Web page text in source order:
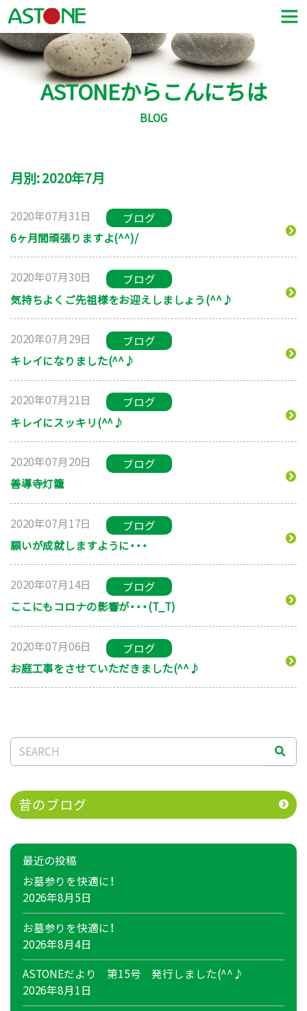
ASTONEからこんにちは
BLOG
月別: 2020年7月
2020年07月31日
ブログ
6ヶ月間頑張りますよ(^^)/
2020年07月30日
ブログ
気持ちよくご先祖様をお迎えしましょう(^^♪
2020年07月29日
ブログ
キレイになりました(^^♪
2020年07月21日
ブログ
キレイにスッキリ(^^♪
2020年07月20日
ブログ
善導寺灯籠
2020年07月17日
ブログ
願いが成就しますように・・・
2020年07月14日
ブログ
ここにもコロナの影響が・・・(T_T)
2020年07月06日
ブログ
お庭工事をさせていただきました(^^♪
昔のブログ
最近の投稿
お墓参りを快適に！
2026年8月5日
お墓参りを快適に！
2026年8月4日
ASTONEだより 第15号 発行しました(^^♪
2026年8月1日